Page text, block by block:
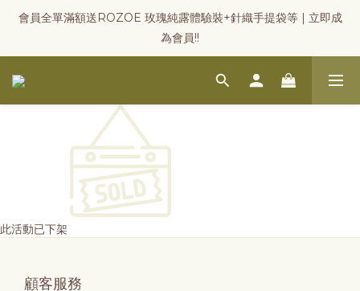
會員全單滿額送ROZOE 玫瑰純露體驗裝+針織手提袋等 | 立即成
為會員!!
此活動已下架
顧客服務